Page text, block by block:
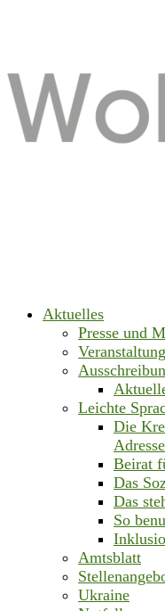
Aktuelles
Presse und
Leichte
Die
Beirat
Das
Das
So
Amtsblatt
Ukraine